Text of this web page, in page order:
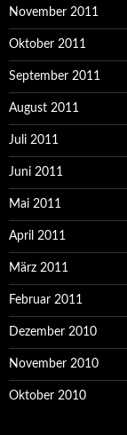
November 2011
Oktober 2011
September 2011
August 2011
Juli 2011
Juni 2011
Mai 2011
April 2011
März 2011
Februar 2011
Dezember 2010
November 2010
Oktober 2010